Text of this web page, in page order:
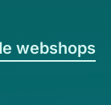
webshops